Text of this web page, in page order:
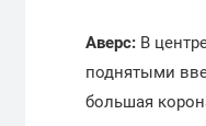
Аверс: В
поднятыми
большая